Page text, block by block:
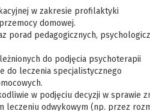
w zakresie profilaktyki
domowej.
porad pedagogicznych,
do podjęcia psychoterapii
do leczenia specjalistycznego
w podjęciu decyzji w sprawie
leczeniu odwykowym (np. przez